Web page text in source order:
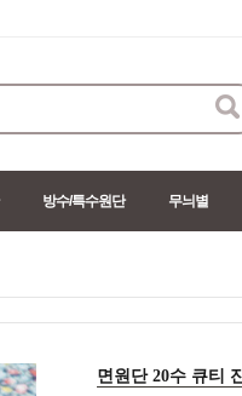
방수/특수원단 무늬별
면원단 20수 큐티